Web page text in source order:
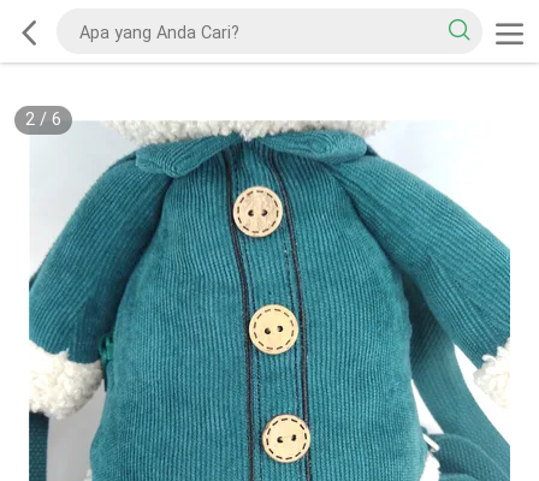
2/ 6